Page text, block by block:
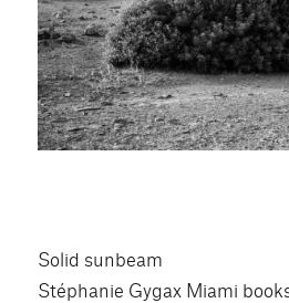
Solid sunbeam
Stéphanie Gygax Miami